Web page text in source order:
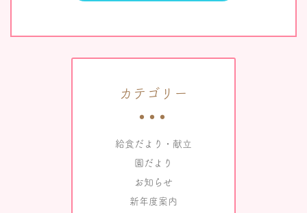
カテゴリー
給食だより・献立
園だより
お知らせ
新年度案内